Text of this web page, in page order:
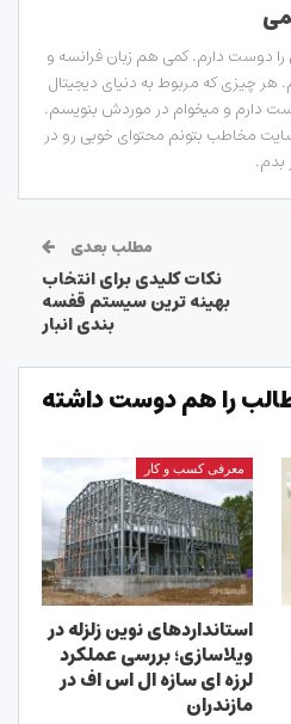
دوست دارم. کمی هم زبان فرانسه و
هر چیزی که مربوط به دنیای دیجیتال
دارم و میخوام در موردش بنویسم.
مخاطب بتونم محتوای خوبی رو در
بدم.
مطلب بعدی
نکات کلیدی برای انتخاب
بهینه ترین سیستم قفسه
بندی انبار
را هم دوست داشته
معرفی کسب و کار
استانداردهای نوین زلزله در
ویلاسازی؛ بررسی عملکرد
لرزه ای سازه ال اس اف در
مازندران